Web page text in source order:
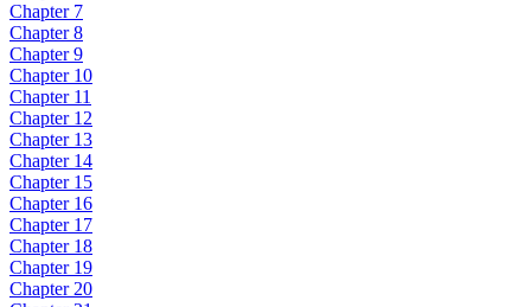
Chapter 7
Chapter 8
Chapter 9
Chapter 10
Chapter 11
Chapter 12
Chapter 13
Chapter 14
Chapter 15
Chapter 16
Chapter 17
Chapter 18
Chapter 19
Chapter 20